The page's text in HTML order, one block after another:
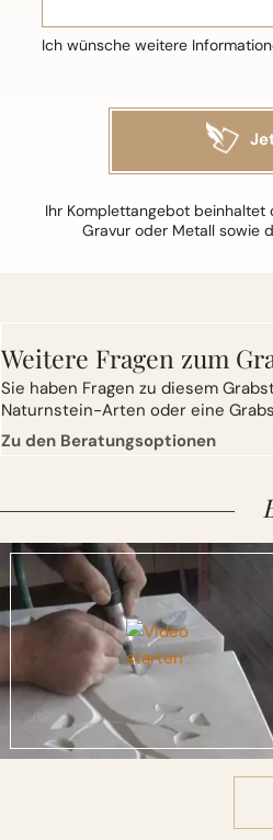
Ihr Komplettangebot beinhaltet
Gravur oder Metall sowie
Weitere Fragen zum
Sie haben Fragen zu diesem
Naturnstein-Arten oder eine
Zu den Beratungsoptionen